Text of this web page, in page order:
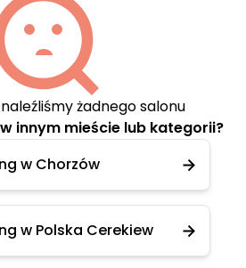
żadnego salonu
innym mieście lub kategorii?
w Chorzów
w Polska Cerekiew